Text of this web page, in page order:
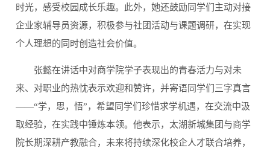
时光，感受校园成长乐趣。此外，她还鼓励同学们主动对接
企业家辅导员资源，积极参与社团活动与课题调研，在实现
个人理想的同时创造社会价值。
张懿在讲话中对商学院学子表现出的青春活力与对未
来、对职业的热忱表示欢迎和赞许，并寄语同学们三字真言
——“学，思，悟”，希望同学们珍惜求学机遇，在交流中汲
取经验，在实践中锤炼本领。他表示，太湖新城集团与商学
院长期深耕产教融合，未来将持续深化校企人才联合培养，